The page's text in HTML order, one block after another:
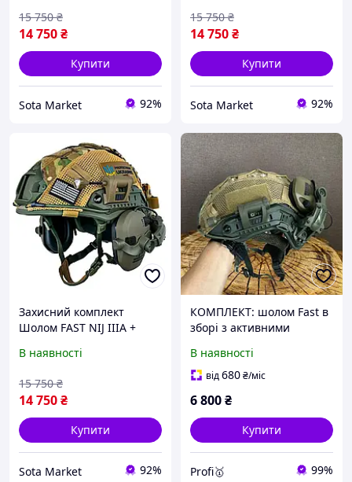
ліхтарик + кавер (розмір
M)
14 750₴
15 750 ₴
Купити
Sota Market 92%
ліхтарик + кавер (розмір
L))
14 750₴
15 750 ₴
Купити
Sota Market 92%
Захисний комплект
Шолом FAST NIJ IIIA +
Slim з чебурашкою +
XL)
В наявності
14 750₴
15 750 ₴
Купити
Sota Market 92%
КОМПЛЕКТ: шолом Fast в
зборі з активними
кріплення чебурашка, та
кавер.
В наявності
від680₴/міс
6 800₴
Купити
Profi🥇 99%